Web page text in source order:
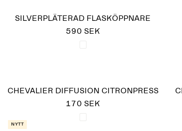
SILVERPLÄTERAD FLASKÖPPNARE
590 SEK
CHEVALIER DIFFUSION CITRONPRESS
170 SEK
Nytt